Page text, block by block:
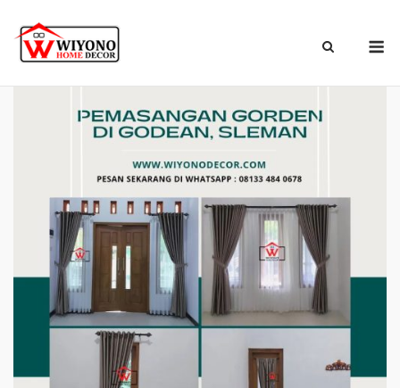
content
Beranda»Blog»Pemasangan Gorden di Godean, Sleman, Yogyakarta.